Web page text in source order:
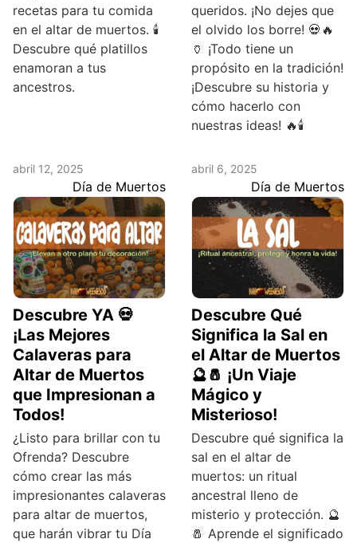
recetas para tu comida
en el altar de muertos. 🕯️
Descubre qué platillos
enamoran a tus
ancestros.
queridos. ¡No dejes que
el olvido los borre! 💀🔥
🏺 ¡Todo tiene un
propósito en la tradición!
¡Descubre su historia y
cómo hacerlo con
nuestras ideas! 🔥🕯️
abril 12, 2025
Día de Muertos
Descubre YA 💀
¡Las Mejores
Calaveras para
Altar de Muertos
que Impresionan a
Todos!
¿Listo para brillar con tu
Ofrenda? Descubre
cómo crear las más
impresionantes calaveras
para altar de muertos,
que harán vibrar tu Día
abril 6, 2025
Día de Muertos
Descubre Qué
Significa la Sal en
el Altar de Muertos
🔮🧂 ¡Un Viaje
Mágico y
Misterioso!
Descubre qué significa la
sal en el altar de
muertos: un ritual
ancestral lleno de
misterio y protección. 🔮
🧂 Aprende el significado